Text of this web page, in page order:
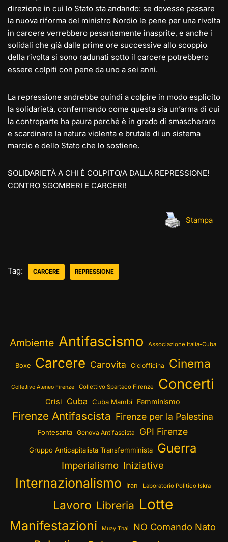
direzione in cui lo Stato sta andando: se dovesse passare
la nuova riforma del ministro Nordio le pene per una rivolta
in carcere verrebbero pesantemente inasprite, e anche i
solidali che già dalle prime ore successive allo scoppio
della rivolta si sono radunati sotto il carcere potrebbero
essere colpiti con pene da uno a sei anni.
La repressione andrebbe quindi a colpire in modo esplicito
la solidarietà, confermando come questa sia un’arma di cui
la controparte ha paura perchè è in grado di smascherare
e scardinare la natura violenta e brutale di un sistema
marcio e dello Stato che lo sostiene.
SOLIDARIETÀ A CHI È COLPITO/A DALLA REPRESSIONE!
CONTRO SGOMBERI E CARCERI!
Stampa
Tag: CARCERE REPRESSIONE
Ambiente Antifascismo Associazione Italia-Cuba
Boxe Carcere Carovita Ciclofficina Cinema
Collettivo Ateneo Firenze Collettivo Spartaco Firenze Concerti
Crisi Cuba Cuba Mambí Femminismo
Firenze Antifascista Firenze per la Palestina
Fontesanta Genova Antifascista GPI Firenze
Gruppo Anticapitalista Transfemminista Guerra
Imperialismo Iniziative
Internazionalismo Iran Laboratorio Politico Iskra
Lavoro Libreria Lotte
Manifestazioni Muay Thai NO Comando Nato